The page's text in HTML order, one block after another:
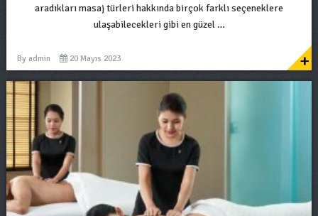
aradıkları masaj türleri hakkında birçok farklı seçeneklere
ulaşabilecekleri gibi en güzel …
By admin 20 Mayıs 2023 +